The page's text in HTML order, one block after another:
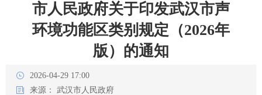
市人民政府关于印发武汉市声
环境功能区类别规定（2026年
版）的通知
2026-04-29 17:00
来源： 武汉市人民政府